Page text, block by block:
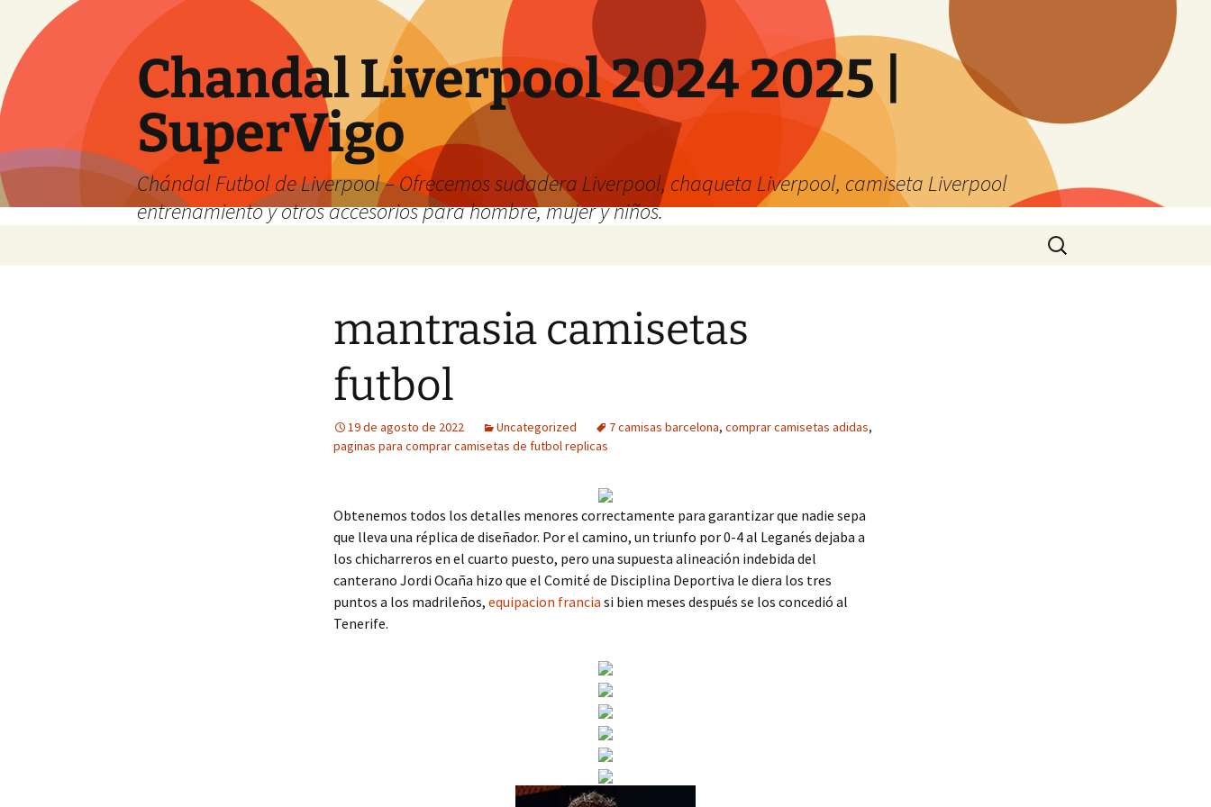
Chandal Liverpool 2024 2025 |
SuperVigo
Chándal Futbol de Liverpool – Ofrecemos sudadera Liverpool, chaqueta Liverpool, camiseta Liverpool
entrenamiento y otros accesorios para hombre, mujer y niños.
Buscar:
mantrasia camisetas
futbol
19 de agosto de 2022 Uncategorized 7 camisas barcelona, comprar camisetas adidas,
paginas para comprar camisetas de futbol replicas
Obtenemos todos los detalles menores correctamente para garantizar que nadie sepa
que lleva una réplica de diseñador. Por el camino, un triunfo por 0-4 al Leganés dejaba a
los chicharreros en el cuarto puesto, pero una supuesta alineación indebida del
canterano Jordi Ocaña hizo que el Comité de Disciplina Deportiva le diera los tres
puntos a los madrileños, equipacion francia si bien meses después se los concedió al
Tenerife.